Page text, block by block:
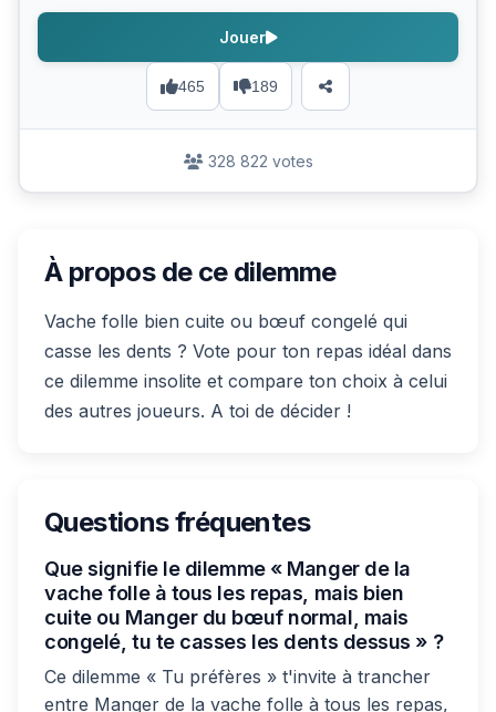
465 189
Jouer
328 822 votes
À propos de ce dilemme
Vache folle bien cuite ou bœuf congelé qui
casse les dents ? Vote pour ton repas idéal dans
ce dilemme insolite et compare ton choix à celui
des autres joueurs. A toi de décider !
Questions fréquentes
Que signifie le dilemme « Manger de la
vache folle à tous les repas, mais bien
cuite ou Manger du bœuf normal, mais
congelé, tu te casses les dents dessus » ?
Ce dilemme « Tu préfères » t'invite à trancher
entre Manger de la vache folle à tous les repas,